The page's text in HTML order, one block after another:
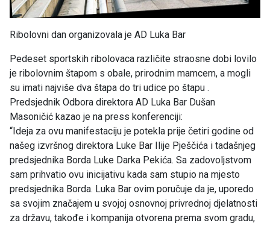
Ribolovni dan organizovala je AD Luka Bar
Pedeset sportskih ribolovaca različite straosne dobi lovilo
je ribolovnim štapom s obale, prirodnim mamcem, a mogli
su imati najviše dva štapa do tri udice po štapu .
Predsjednik Odbora direktora AD Luka Bar Dušan
Masoničić kazao je na press konferenciji:
“Ideja za ovu manifestaciju je potekla prije četiri godine od
našeg izvršnog direktora Luke Bar Ilije Pješčića i tadašnjeg
predsjednika Borda Luke Darka Pekića. Sa zadovoljstvom
sam prihvatio ovu inicijativu kada sam stupio na mjesto
predsjednika Borda. Luka Bar ovim poručuje da je, uporedo
sa svojim značajem u svojoj osnovnoj privrednoj djelatnosti
za državu, takođe i kompanija otvorena prema svom gradu,